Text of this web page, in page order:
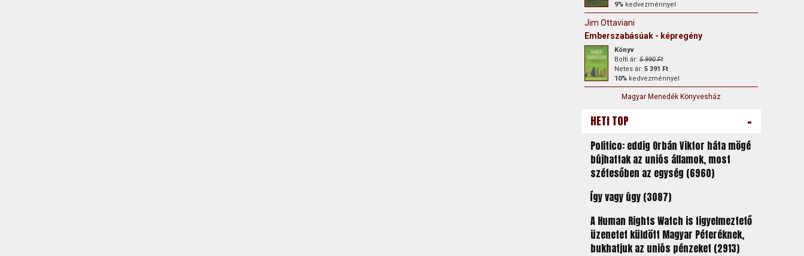
9%kedvezménnyel
Jim Ottaviani
Emberszabásúak - képregény
Könyv
Bolti ár:5 990 Ft
Netes ár: 5 391 Ft
10%kedvezménnyel
Magyar Menedék Könyvesház
HETI TOP -
Politico: eddig Orbán Viktor háta mögé
bújhattak az uniós államok, most
szétesőben az egység (6960)
Így vagy úgy (3087)
A Human Rights Watch is figyelmeztető
üzenetet küldött Magyar Péteréknek,
bukhatjuk az uniós pénzeket (2913)